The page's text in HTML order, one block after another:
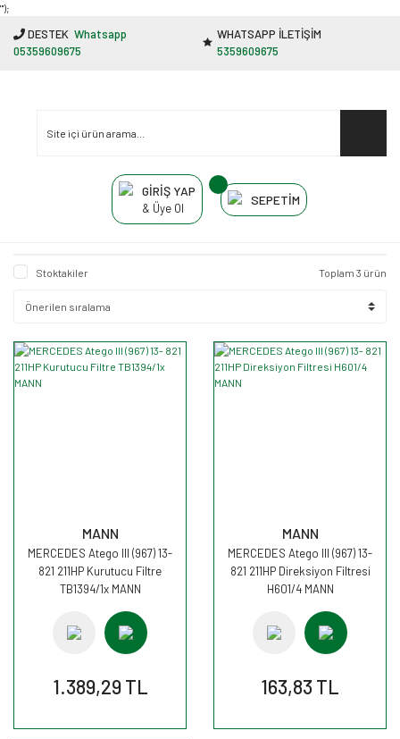
"');
DESTEK Whatsapp
05359609675
WHATSAPP İLETİŞİM
5359609675
GİRİŞ YAP
& Üye Ol
SEPETİM
Stoktakiler Toplam 3 ürün
MANN
MERCEDES Atego III (967) 13-
821 211HP Kurutucu Filtre
TB1394/1x MANN
1.389,29 TL
MANN
MERCEDES Atego III (967) 13-
821 211HP Direksiyon Filtresi
H601/4 MANN
163,83 TL